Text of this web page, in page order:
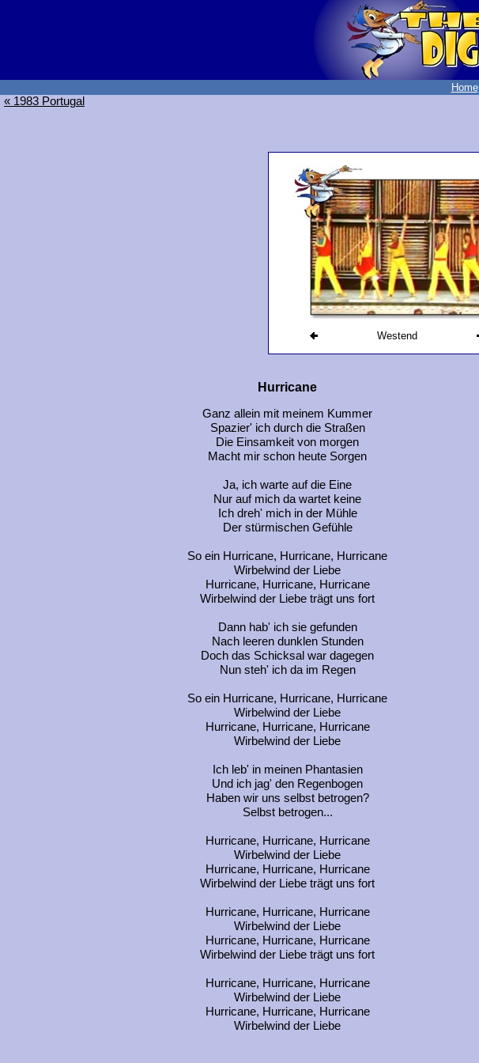
Home
« 1983 Portugal
Westend
Hurricane
Ganz allein mit meinem Kummer
Spazier' ich durch die Straßen
Die Einsamkeit von morgen
Macht mir schon heute Sorgen
Ja, ich warte auf die Eine
Nur auf mich da wartet keine
Ich dreh' mich in der Mühle
Der stürmischen Gefühle
So ein Hurricane, Hurricane, Hurricane
Wirbelwind der Liebe
Hurricane, Hurricane, Hurricane
Wirbelwind der Liebe trägt uns fort
Dann hab' ich sie gefunden
Nach leeren dunklen Stunden
Doch das Schicksal war dagegen
Nun steh' ich da im Regen
So ein Hurricane, Hurricane, Hurricane
Wirbelwind der Liebe
Hurricane, Hurricane, Hurricane
Wirbelwind der Liebe
Ich leb' in meinen Phantasien
Und ich jag' den Regenbogen
Haben wir uns selbst betrogen?
Selbst betrogen...
Hurricane, Hurricane, Hurricane
Wirbelwind der Liebe
Hurricane, Hurricane, Hurricane
Wirbelwind der Liebe trägt uns fort
Hurricane, Hurricane, Hurricane
Wirbelwind der Liebe
Hurricane, Hurricane, Hurricane
Wirbelwind der Liebe trägt uns fort
Hurricane, Hurricane, Hurricane
Wirbelwind der Liebe
Hurricane, Hurricane, Hurricane
Wirbelwind der Liebe